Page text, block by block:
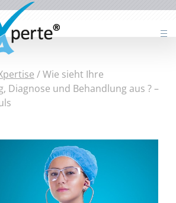
/Wie sieht Ihre
Diagnose und Behandlung aus ? –